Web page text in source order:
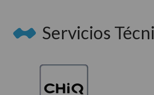
Servicios